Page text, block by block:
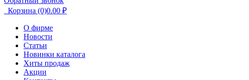
Корзина (0)0.00 ₽
О фирме
Новости
Статьи
Новинки каталога
Хиты продаж
Акции